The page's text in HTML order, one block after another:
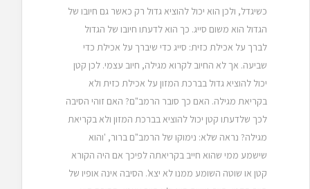
כשיגדל, ולכן הוא יכול להוציא גדול רק כאשר גם חיובו של
הגדול הוא משום סייג. כך הוא לדעתו חיובו של הגדול
לברך על אכילת כזית: סייג כדי שיברך על אכילת כדי
שביעה. אך לא החיוב לקרוא מגילה, חיוב עצמי. לכן קטן
יכול להוציא גדול בברכת המזון על אכילת כזית ולא
בקריאת מגילה. האם כך סובר הרמב"ם? האם זוהי הסיבה
לכך שלדעתו קטן יכול להוציא בברכת המזון ולא בקריאת
מגילה? נראה שלא: נימוקו של הרמב"ם ברור, 'והוא
שישמע ממי שהוא חייב בקריאתה לפיכך אם היה הקורא
קטן או שוטה השומע ממנו לא יצא'. הסיבה אינה אופיו של